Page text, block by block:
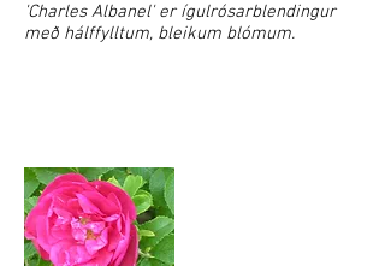
'Charles Albanel' er ígulrósarblendingur
með hálffylltum, bleikum blómum.